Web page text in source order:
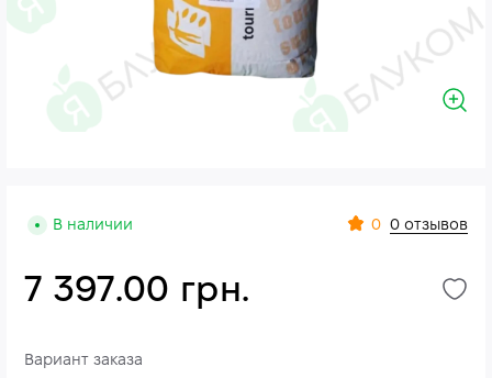
В наличии 0 0 отзывов
7 397.00 грн.
Вариант заказа